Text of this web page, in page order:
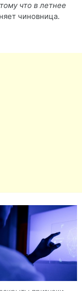
что в летнее
чиновница.